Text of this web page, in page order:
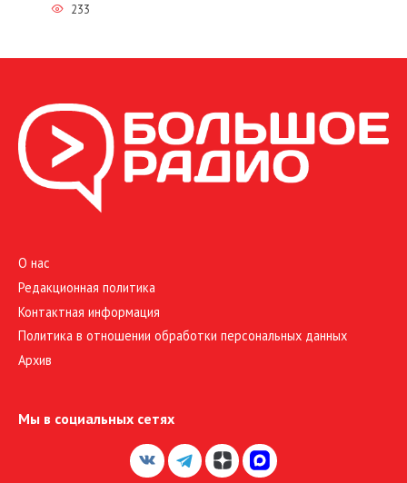
233
О нас
Редакционная политика
Контактная информация
Политика в отношении обработки персональных данных
Архив
Мы в социальных сетях